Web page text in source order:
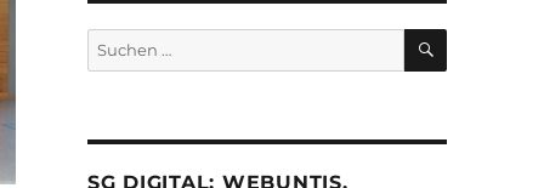
Suche
nach:
SUCHEN
SG DIGITAL: WEBUNTIS,